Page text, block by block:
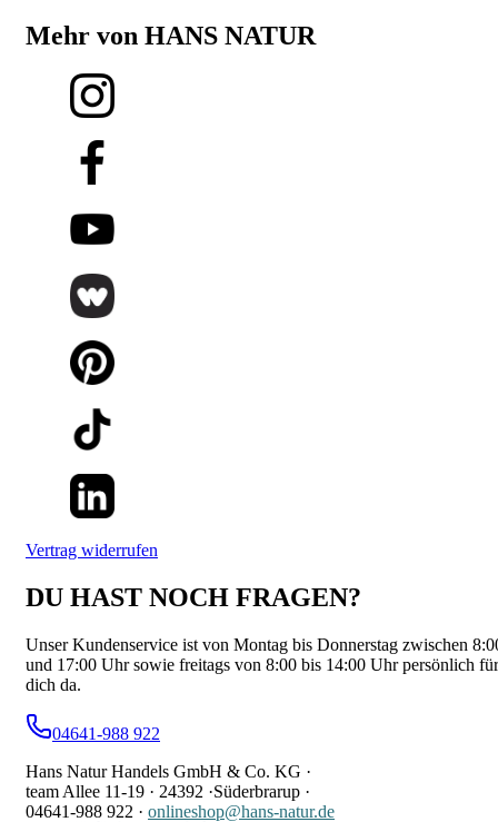
Mehr von HANS NATUR
Vertrag widerrufen
DU HAST NOCH FRAGEN?
Unser Kundenservice ist von Montag bis Donnerstag zwischen
und 17:00 Uhr sowie freitags von 8:00 bis 14:00 Uhr persönlich für
dich da.
04641-988 922
Hans Natur Handels GmbH & Co. KG ·
team Allee 11-19 · 24392 ·Süderbrarup ·
04641-988 922 · onlineshop@hans-natur.de